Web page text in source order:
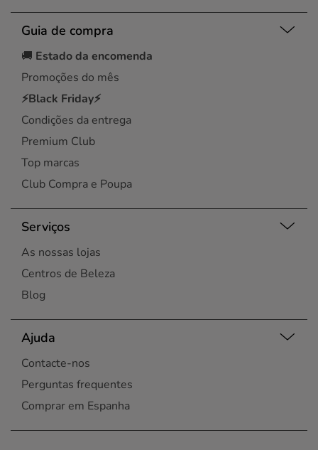
Guia de compra
🚚 Estado da encomenda
Promoções do mês
⚡Black Friday⚡
Condições da entrega
Premium Club
Top marcas
Club Compra e Poupa
Serviços
As nossas lojas
Centros de Beleza
Blog
Ajuda
Contacte-nos
Perguntas frequentes
Comprar em Espanha